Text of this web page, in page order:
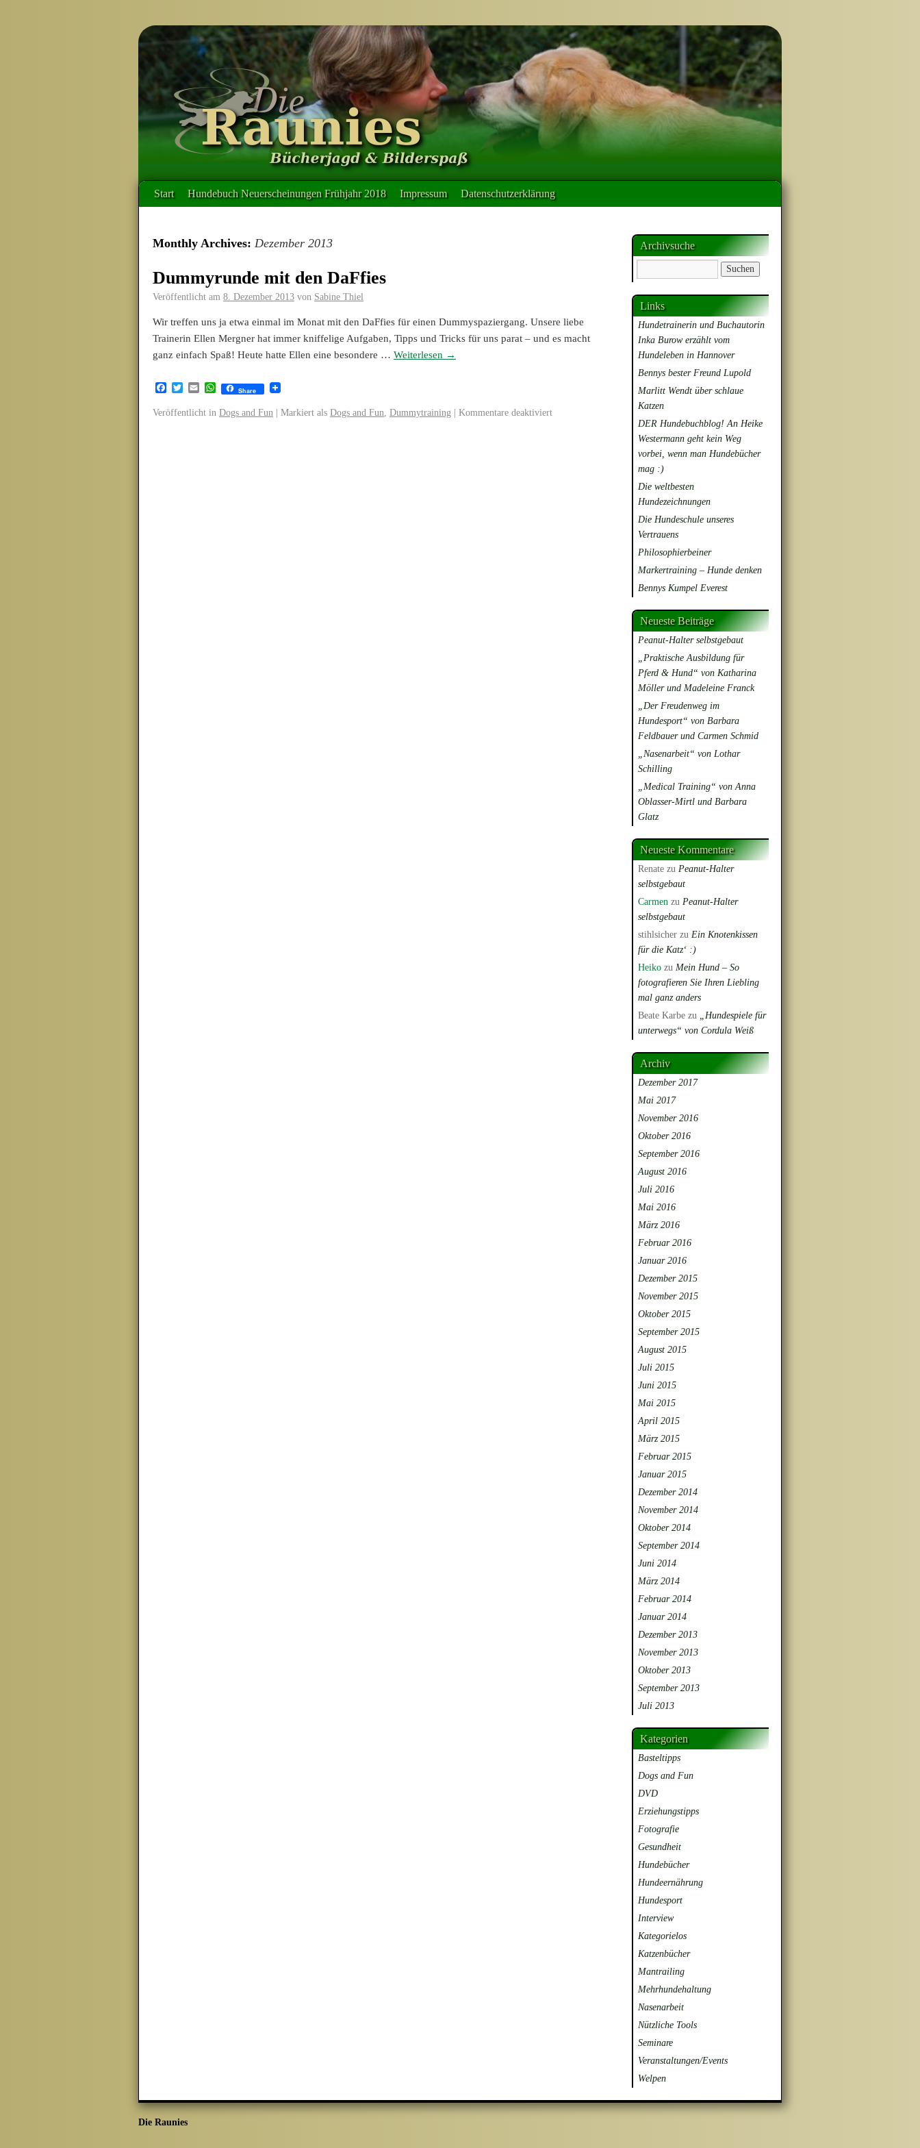
Start Hundebuch Neuerscheinungen Frühjahr 2018 Impressum Datenschutzerklärung
Monthly Archives: Dezember 2013
Dummyrunde mit den DaFfies
Veröffentlicht am 8. Dezember 2013 von Sabine Thiel
Wir treffen uns ja etwa einmal im Monat mit den DaFfies für einen Dummyspaziergang. Unsere liebe
Trainerin Ellen Mergner hat immer kniffelige Aufgaben, Tipps und Tricks für uns parat – und es macht
ganz einfach Spaß! Heute hatte Ellen eine besondere … Weiterlesen →
Facebook
TwitterEmailWhatsApp
Share
Veröffentlicht in Dogs and Fun Markiert als Dogs and Fun, Dummytraining Kommentare deaktiviert
Archivsuche
Links
Hundetrainerin und Buchautorin
Inka Burow erzählt vom
Hundeleben in Hannover
Bennys bester Freund Lupold
Marlitt Wendt über schlaue
Katzen
DER Hundebuchblog! An Heike
Westermann geht kein Weg
vorbei, wenn man Hundebücher
mag :)
Die weltbesten
Hundezeichnungen
Die Hundeschule unseres
Vertrauens
Philosophierbeiner
Markertraining – Hunde denken
Bennys Kumpel Everest
Neueste Beiträge
Peanut-Halter selbstgebaut
„Praktische Ausbildung für
Pferd & Hund“ von Katharina
Möller und Madeleine Franck
„Der Freudenweg im
Hundesport“ von Barbara
Feldbauer und Carmen Schmid
„Nasenarbeit“ von Lothar
Schilling
„Medical Training“ von Anna
Oblasser-Mirtl und Barbara
Glatz
Neueste Kommentare
Renate zu Peanut-Halter
selbstgebaut
Carmen zu Peanut-Halter
selbstgebaut
stihlsicher zu Ein Knotenkissen
für die Katz‘ :)
Heiko zu Mein Hund – So
fotografieren Sie Ihren Liebling
mal ganz anders
Beate Karbe zu „Hundespiele für
unterwegs“ von Cordula Weiß
Archiv
Dezember 2017
Mai 2017
November 2016
Oktober 2016
September 2016
August 2016
Juli 2016
Mai 2016
März 2016
Februar 2016
Januar 2016
Dezember 2015
November 2015
Oktober 2015
September 2015
August 2015
Juli 2015
Juni 2015
Mai 2015
April 2015
März 2015
Februar 2015
Januar 2015
Dezember 2014
November 2014
Oktober 2014
September 2014
Juni 2014
März 2014
Februar 2014
Januar 2014
Dezember 2013
November 2013
Oktober 2013
September 2013
Juli 2013
Kategorien
Basteltipps
Dogs and Fun
DVD
Erziehungstipps
Fotografie
Gesundheit
Hundebücher
Hundeernährung
Hundesport
Interview
Kategorielos
Katzenbücher
Mantrailing
Mehrhundehaltung
Nasenarbeit
Nützliche Tools
Seminare
Veranstaltungen/Events
Welpen
Die Raunies